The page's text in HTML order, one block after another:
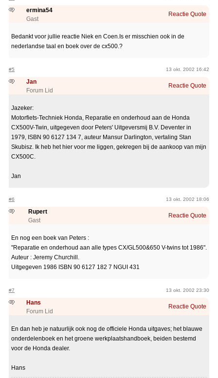
ermina54
Gast
Reactie Quote
Bedankt voor jullie reactie Niek en Coen.Is er misschien ook in de
nederlandse taal en boek over de cx500.?
#5 13 okt. 2002 16:42
Jan
Forum Lid
Reactie Quote
Jazeker:
Motorfiets-Techniek Honda, Reparatie en onderhoud aan de Honda
CX500V-Twin, uitgegeven door Peters' Uitgeversmij B.V. Deventer in
1979, ISBN 90 6127 134 7, auteur Mansur Darlington, vertaling Stan
Skubisz. Ik heb het hier voor me liggen, gekregen bij de aankoop van mijn
CX500C.
Jan
#6 13 okt. 2002 18:06
Rupert
Gast
Reactie Quote
En nog een boek van Peters :
"Reparatie en onderhoud aan alle types CX/GL500&650 V-twins tot 1986".
Auteur : Jeremy Churchill.
Uitgegeven 1986 ISBN 90 6127 182 7 NGUI 431
#7 13 okt. 2002 23:30
Hans
Forum Lid
Reactie Quote
En dan heb je natuurlijk ook nog de officiele Honda uitgaves; het blauwe
onderdelenboek en het groene werkplaatshandboek, beiden bestemd
voor de Honda dealer.
Hans